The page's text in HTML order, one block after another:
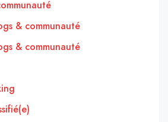
& communauté
& communauté